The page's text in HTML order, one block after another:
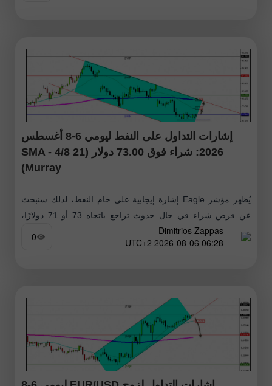
إشارات التداول على النفط ليومي 6-8 أغسطس
2026: شراء فوق 73.00 دولار (21 SMA - 4/8
Murray)
يُظهر مؤشر Eagle إشارة إيجابية على خام النفط، لذلك سنبحث
عن فرص شراء في حال حدوث تراجع باتجاه 73 أو 71 دولارًا،
حيث يمكن اعتبار كلا المستويين إشارة للشراء
Dimitrios Zappas
06:28 2026-08-06 UTC+2
0